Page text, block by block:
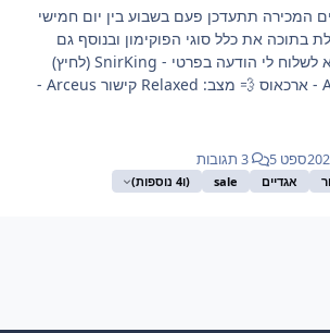
מכירת פוקימונים המכירה תתעדכן פעם בשבוע בין יום חמישי
כוללת בתוכה את כלל סוגי הפוקימון ובנוסף גם
חפצים לקניה נא לשלוח לי הודעה בפרטי - SnirKing (לחיץ)
אגדיים: Arceus - ארכאוס 💨 מצב: Relaxed קישור Arceus -
ספט 5
אגדיים sale (ו4 נוספות)